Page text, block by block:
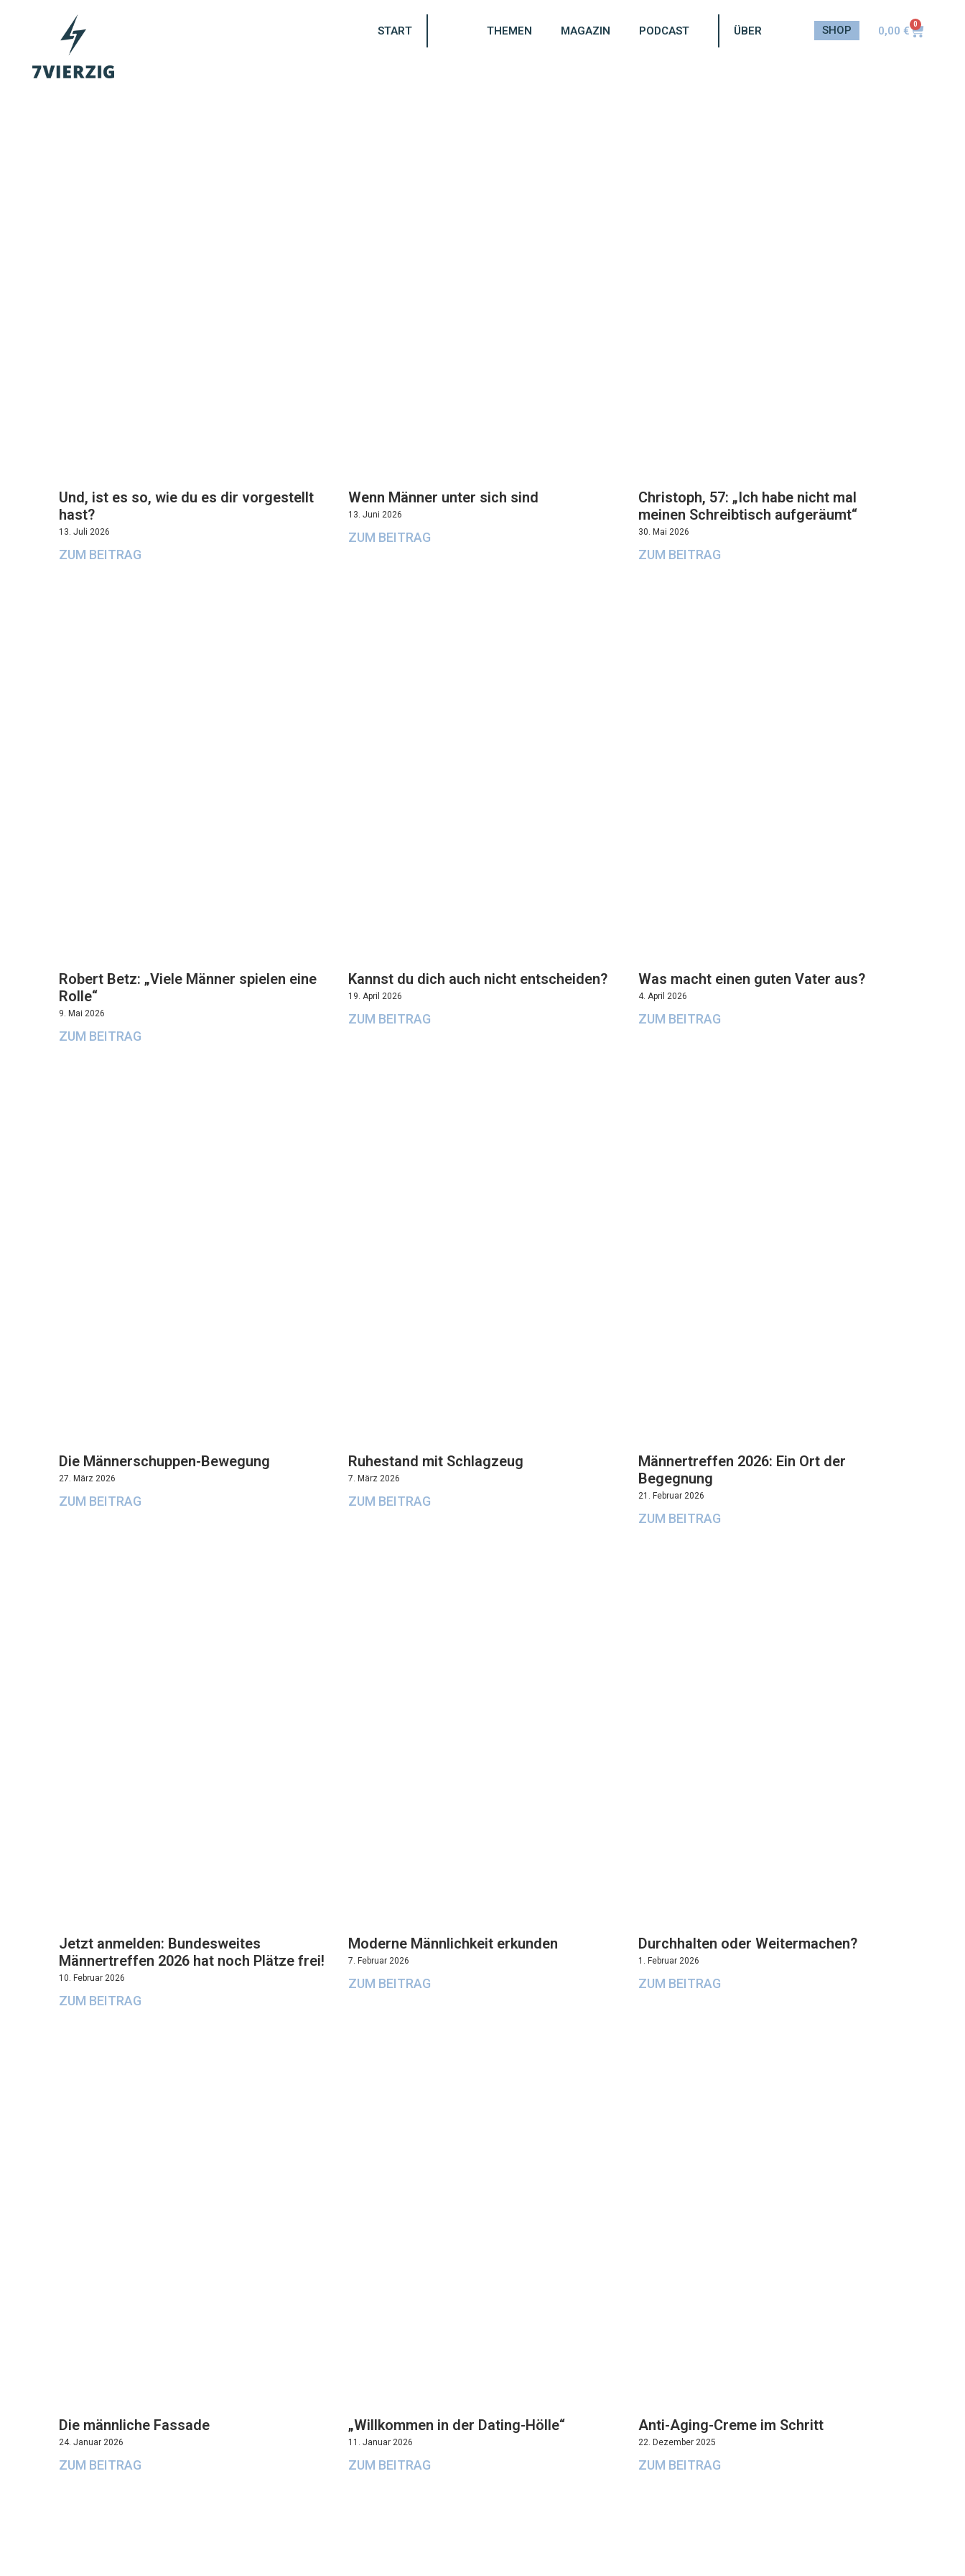
START THEMEN MAGAZIN PODCAST ÜBER SHOP 0,00€ 0
Und, ist es so, wie du es dir vorgestellt
hast?
13. Juli 2026
ZUM BEITRAG
Wenn Männer unter sich sind
13. Juni 2026
ZUM BEITRAG
Christoph, 57: „Ich habe nicht mal
meinen Schreibtisch aufgeräumt“
30. Mai 2026
ZUM BEITRAG
Robert Betz: „Viele Männer spielen eine
Rolle“
9. Mai 2026
ZUM BEITRAG
Kannst du dich auch nicht entscheiden?
19. April 2026
ZUM BEITRAG
Was macht einen guten Vater aus?
4. April 2026
ZUM BEITRAG
Die Männerschuppen-Bewegung
27. März 2026
ZUM BEITRAG
Ruhestand mit Schlagzeug
7. März 2026
ZUM BEITRAG
Männertreffen 2026: Ein Ort der
Begegnung
21. Februar 2026
ZUM BEITRAG
Jetzt anmelden: Bundesweites
Männertreffen 2026 hat noch Plätze frei!
10. Februar 2026
ZUM BEITRAG
Moderne Männlichkeit erkunden
7. Februar 2026
ZUM BEITRAG
Durchhalten oder Weitermachen?
1. Februar 2026
ZUM BEITRAG
Die männliche Fassade
24. Januar 2026
ZUM BEITRAG
„Willkommen in der Dating-Hölle“
11. Januar 2026
ZUM BEITRAG
Anti-Aging-Creme im Schritt
22. Dezember 2025
ZUM BEITRAG